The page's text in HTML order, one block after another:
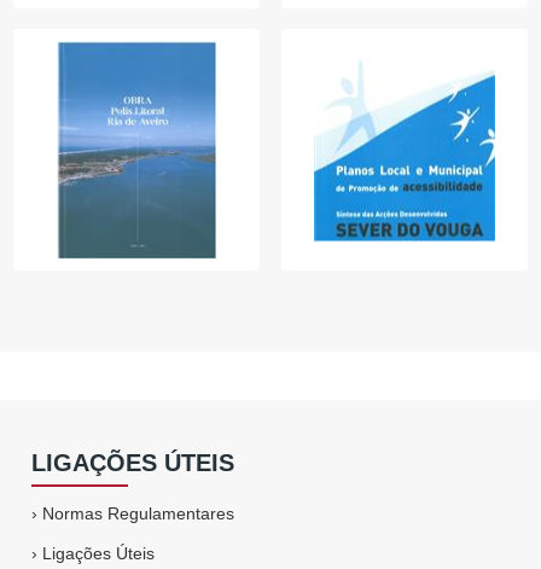
LIGAÇÕES ÚTEIS
› Normas Regulamentares
› Ligações Úteis